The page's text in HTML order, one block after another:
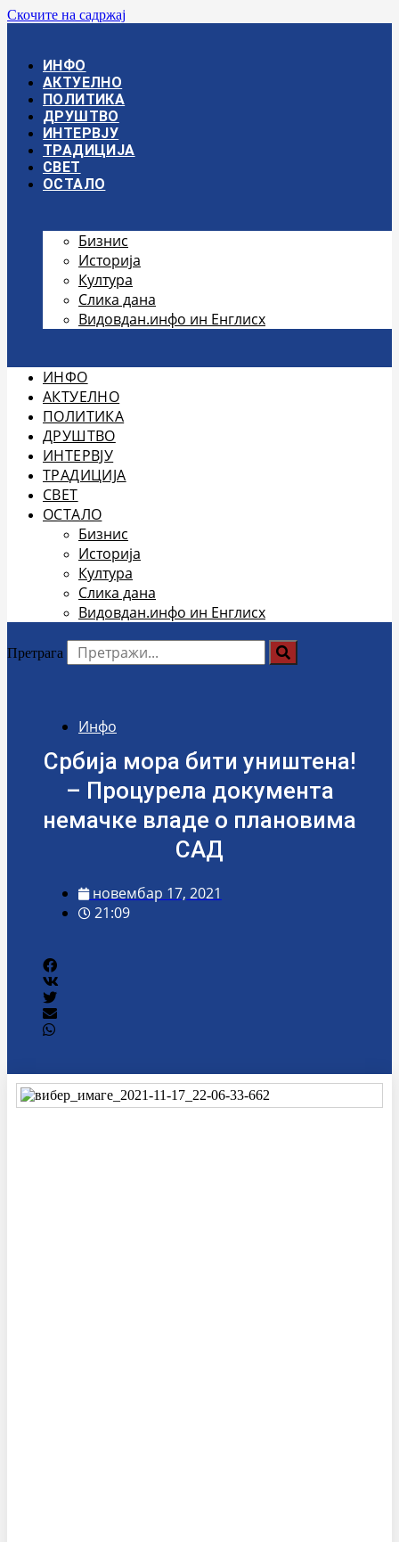
Скочите на садржај
ИНФО
АКТУЕЛНО
ПОЛИТИКА
ДРУШТВО
ИНТЕРВЈУ
ТРАДИЦИЈА
СВЕТ
ОСТАЛО
Бизнис
Историја
Култура
Слика дана
Видовдан.инфо ин Енглисх
ИНФО
АКТУЕЛНО
ПОЛИТИКА
ДРУШТВО
ИНТЕРВЈУ
ТРАДИЦИЈА
СВЕТ
ОСТАЛО
Бизнис
Историја
Култура
Слика дана
Видовдан.инфо ин Енглисх
Претрага
Инфо
Србија мора бити уништена!
– Процурела документа
немачке владе о плановима
САД
новембар 17, 2021
21:09